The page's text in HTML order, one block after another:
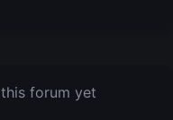
forum yet